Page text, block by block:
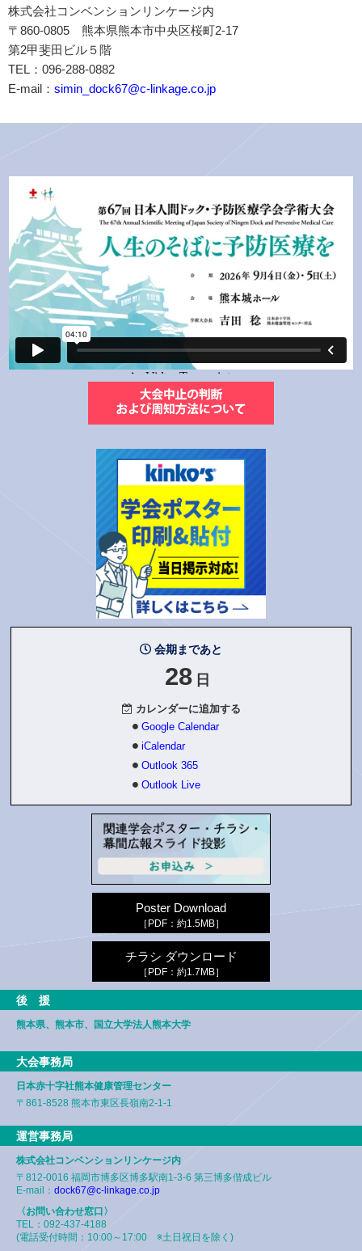
株式会社コンベンションリンケージ内
〒860-0805 熊本県熊本市中央区桜町2-17
第2甲斐田ビル５階
TEL：096-288-0882
E-mail： simin_dock67@c-linkage.co.jp
会期まであと
28 日
カレンダーに追加する
Google Calendar
iCalendar
Outlook 365
Outlook Live
Poster Download
［PDF：約1.5MB］
チラシ ダウンロード
［PDF：約1.7MB］
後 援
熊本県、熊本市、 国立大学法人熊本大学
大会事務局
日本赤十字社熊本健康管理センター
〒861-8528 熊本市東区長嶺南2-1-1
運営事務局
株式会社コンベンションリンケージ内
〒812-0016 福岡市博多区博多駅南1-3-6 第三博多偕成ビル
E-mail： dock67@c-linkage.co.jp
〈お問い合わせ窓口〉
TEL：092-437-4188
(電話受付時間：10:00～17:00 ※土日祝日を除く)